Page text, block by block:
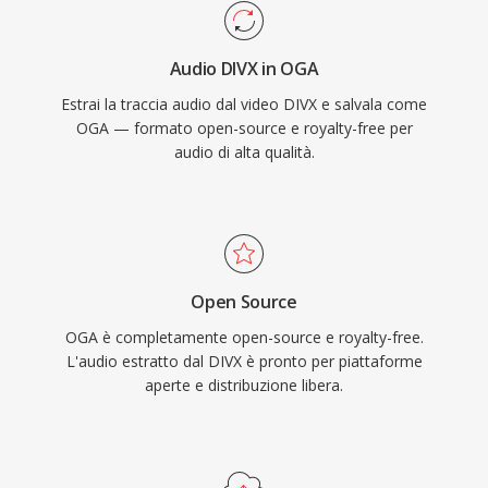
royalty, OGA evita le complessità di licenza
brevettuale che interessano i formati
proprietari. Il formato supporta metadati
tramite commenti Vorbis per taggare artista,
album e informazioni sulla traccia in modo
standardizzato. OGA viene riprodotto
ambienti desktop Linux, rendendolo una scelta
flussi di lavoro di archiviazione.
Audio DIVX in OGA
Estrai la traccia audio dal video DIVX e salvala come
OGA — formato open-source e royalty-free per
audio di alta qualità.
Open Source
OGA è completamente open-source e royalty-free.
L'audio estratto dal DIVX è pronto per piattaforme
aperte e distribuzione libera.